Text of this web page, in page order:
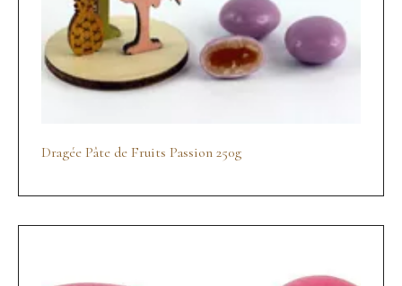
Dragée Pâte de Fruits Passion 250g